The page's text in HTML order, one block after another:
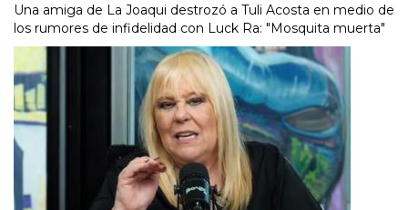
Una amiga de La Joaqui destrozó a Tuli Acosta en medio de
los rumores de infidelidad con Luck Ra: "Mosquita muerta"